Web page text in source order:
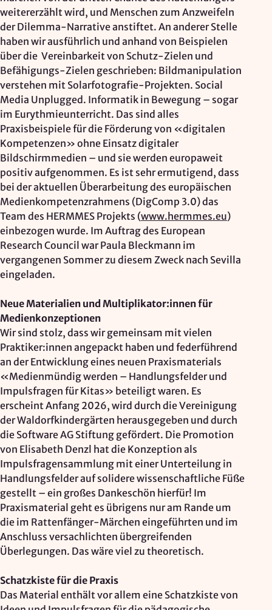
weitererzählt wird, und Menschen zum Anzweifeln
der Dilemma-Narrative anstiftet. An anderer Stelle
haben wir ausführlich und anhand von Beispielen
über die Vereinbarkeit von Schutz-Zielen und
Befähigungs-Zielen geschrieben: Bildmanipulation
verstehen mit Solarfotografie-Projekten. Social
Media Unplugged. Informatik in Bewegung – sogar
im Eurythmieunterricht. Das sind alles
Praxisbeispiele für die Förderung von «digitalen
Kompetenzen» ohne Einsatz digitaler
Bildschirmmedien – und sie werden europaweit
positiv aufgenommen. Es ist sehr ermutigend, dass
bei der aktuellen Überarbeitung des europäischen
Medienkompetenzrahmens (DigComp 3.0) das
Team des HERMMES Projekts (www.hermmes.eu)
einbezogen wurde. Im Auftrag des European
Research Council war Paula Bleckmann im
vergangenen Sommer zu diesem Zweck nach Sevilla
eingeladen.
Neue Materialien und Multiplikator:innen für
Medienkonzeptionen
Wir sind stolz, dass wir gemeinsam mit vielen
Praktiker:innen angepackt haben und federführend
an der Entwicklung eines neuen Praxismaterials
«Medienmündig werden – Handlungsfelder und
Impulsfragen für Kitas» beteiligt waren. Es
erscheint Anfang 2026, wird durch die Vereinigung
der Waldorfkindergärten herausgegeben und durch
die Software AG Stiftung gefördert. Die Promotion
von Elisabeth Denzl hat die Konzeption als
Impulsfragensammlung mit einer Unterteilung in
Handlungsfelder auf solidere wissenschaftliche Füße
gestellt – ein großes Dankeschön hierfür! Im
Praxismaterial geht es übrigens nur am Rande um
die im Rattenfänger-Märchen eingeführten und im
Anschluss versachlichten übergreifenden
Überlegungen. Das wäre viel zu theoretisch.
Schatzkiste für die Praxis
Das Material enthält vor allem eine Schatzkiste von